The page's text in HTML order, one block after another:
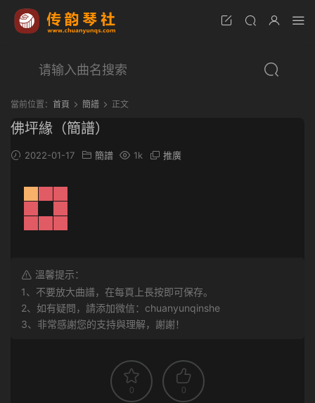
當前位置： 首頁 簡譜 正文
佛坪緣（簡譜）
2022-01-17 簡譜 1k 推廣
溫馨提示：
1、不要放大曲譜，在每頁上長按即可保存。
2、如有疑問，請添加微信：chuanyunqinshe
3、非常感謝您的支持與理解，謝謝！
0 0